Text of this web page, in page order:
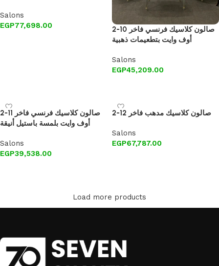
Salons
EGP77,698.00
2-10 صالون كلاسيك فرنسي فاخر
أوف وايت بتطعيمات ذهبية
Salons
EGP45,209.00
2-11 صالون كلاسيك فرنسي فاخر
أوف وايت بلمسة باستيل أنيقة
Salons
EGP39,538.00
2-12 صالون كلاسيك مدهب فاخر
Salons
EGP67,787.00
Load more products